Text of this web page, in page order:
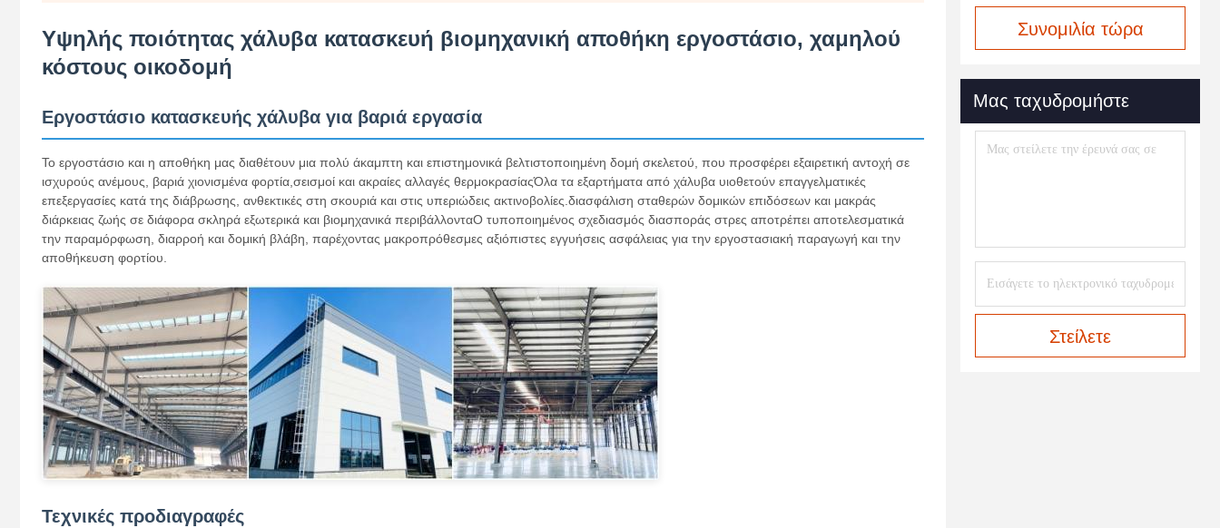
Υψηλής ποιότητας χάλυβα κατασκευή βιομηχανική αποθήκη εργοστάσιο, χαμηλού
κόστους οικοδομή
Εργοστάσιο κατασκευής χάλυβα για βαριά εργασία
Το εργοστάσιο και η αποθήκη μας διαθέτουν μια πολύ άκαμπτη και επιστημονικά βελτιστοποιημένη δομή σκελετού, που προσφέρει εξαιρετική αντοχή σε
ισχυρούς ανέμους, βαριά χιονισμένα φορτία,σεισμοί και ακραίες αλλαγές θερμοκρασίαςΌλα τα εξαρτήματα από χάλυβα υιοθετούν επαγγελματικές
επεξεργασίες κατά της διάβρωσης, ανθεκτικές στη σκουριά και στις υπεριώδεις ακτινοβολίες.διασφάλιση σταθερών δομικών επιδόσεων και μακράς
διάρκειας ζωής σε διάφορα σκληρά εξωτερικά και βιομηχανικά περιβάλλονταΟ τυποποιημένος σχεδιασμός διασποράς στρες αποτρέπει αποτελεσματικά
την παραμόρφωση, διαρροή και δομική βλάβη, παρέχοντας μακροπρόθεσμες αξιόπιστες εγγυήσεις ασφάλειας για την εργοστασιακή παραγωγή και την
αποθήκευση φορτίου.
Τεχνικές προδιαγραφές
Συνομιλία τώρα
Μας ταχυδρομήστε
Στείλετε